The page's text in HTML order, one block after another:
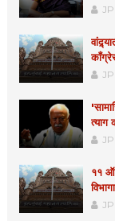
त्याग
११